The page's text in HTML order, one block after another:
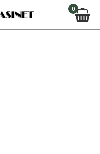
0